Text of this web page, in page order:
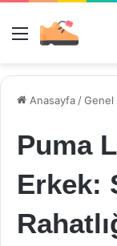
Menü
Anasayfa /Genel
Puma
Erkek: